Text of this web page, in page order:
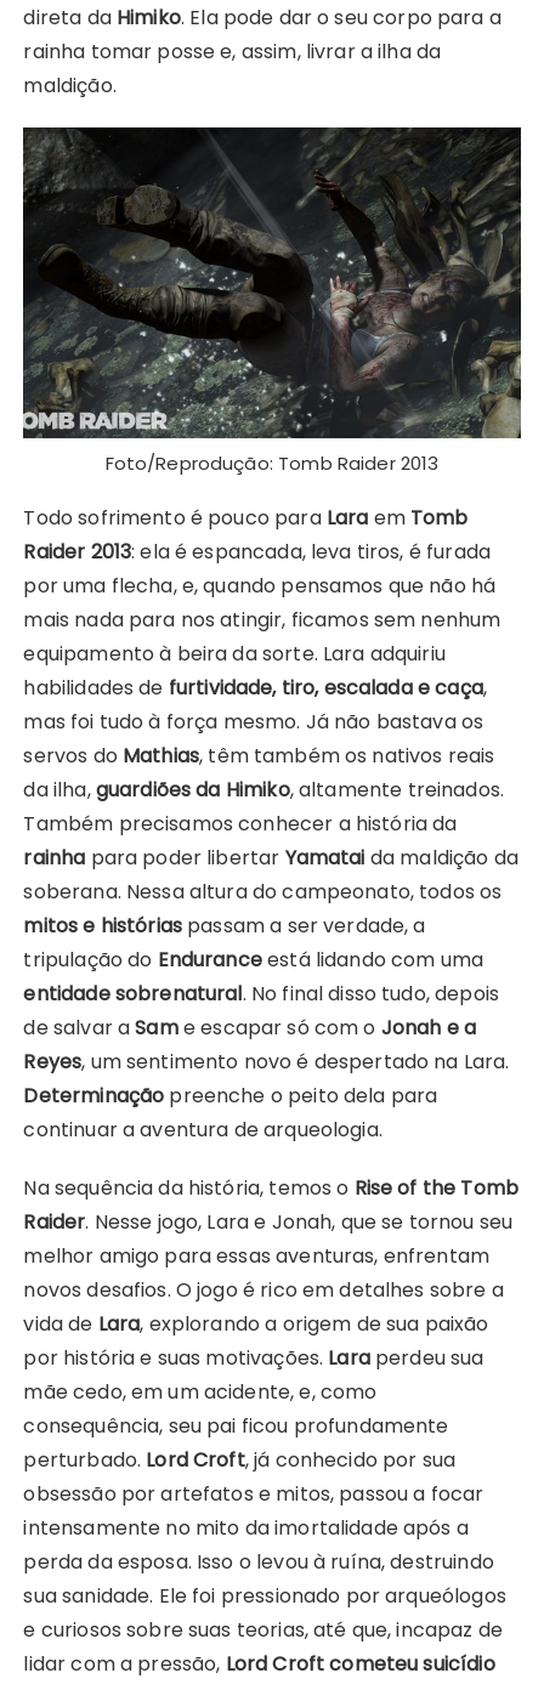
direta da Himiko. Ela pode dar o seu corpo para a
rainha tomar posse e, assim, livrar a ilha da
maldição.
Foto/Reprodução: Tomb Raider 2013
Todo sofrimento é pouco para Lara em Tomb
Raider 2013: ela é espancada, leva tiros, é furada
por uma flecha, e, quando pensamos que não há
mais nada para nos atingir, ficamos sem nenhum
equipamento à beira da sorte. Lara adquiriu
habilidades de furtividade, tiro, escalada e caça,
mas foi tudo à força mesmo. Já não bastava os
servos do Mathias, têm também os nativos reais
da ilha,guardiões da Himiko, altamente treinados.
Também precisamos conhecer a história da
rainha para poder libertar Yamatai da maldição da
soberana. Nessa altura do campeonato, todos os
mitos e histórias passam a ser verdade, a
tripulação do Enduranceestá lidando com uma
entidade sobrenatural. No final disso tudo, depois
de salvar aSame escapar só com o Jonah e a
Reyes, um sentimento novo é despertado na Lara.
Determinação preenche o peito dela para
continuar a aventura de arqueologia.
Na sequência da história, temos o Rise of the Tomb
Raider. Nesse jogo, Lara e Jonah, que se tornou seu
melhor amigo para essas aventuras, enfrentam
novos desafios. O jogo é rico em detalhes sobre a
vida de Lara, explorando a origem de sua paixão
por história e suas motivações. Lara perdeu sua
mãe cedo, em um acidente, e, como
consequência, seu pai ficou profundamente
perturbado. Lord Croft, já conhecido por sua
obsessão por artefatos e mitos, passou a focar
intensamente no mito da imortalidade após a
perda da esposa. Isso o levou à ruína, destruindo
sua sanidade. Ele foi pressionado por arqueólogos
e curiosos sobre suas teorias, até que, incapaz de
lidar com a pressão, Lord Croft cometeu suicídio